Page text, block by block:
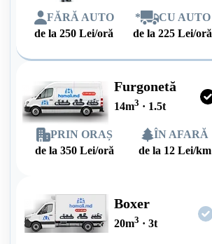
FĂRĂ AUTO
de la250 Lei/oră
*
CU AUTO
de la225 Lei/oră
Furgonetă
14m3 · 1.5t
PRIN ORAȘ
de la 350 Lei/oră
ÎN AFARĂ
de la 12 Lei/km
Boxer
20m3 · 3t